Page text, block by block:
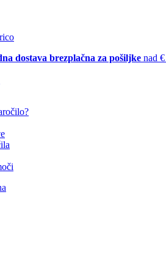
dostava brezplačna za pošiljke nad